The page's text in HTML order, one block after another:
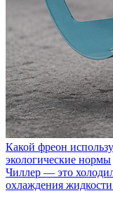
Какой фреон
экологические нормы
Чиллер — это
охлаждения жидкости